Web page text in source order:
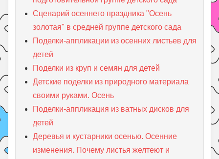
Сценарий осеннего праздника "Осень
золотая" в средней группе детского сада
Поделки-аппликации из осенних листьев для
детей
Поделки из круп и семян для детей
Детские поделки из природного материала
своими руками. Осень
Поделки-аппликация из ватных дисков для
детей
Деревья и кустарники осенью. Осенние
изменения. Почему листья желтеют и